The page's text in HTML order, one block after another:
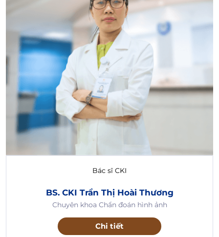
Bác sĩ CKI
BS. CKI Trần Thị Hoài Thương
Chuyên khoa Chẩn đoán hình ảnh
Chi tiết